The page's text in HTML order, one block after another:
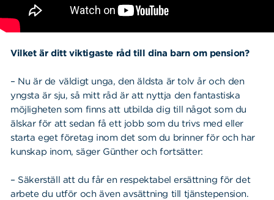
Vilket är ditt viktigaste råd till dina barn om pension?
– Nu är de väldigt unga, den äldsta är tolv år och den
yngsta är sju, så mitt råd är att nyttja den fantastiska
möjligheten som finns att utbilda dig till något som du
älskar för att sedan få ett jobb som du trivs med eller
starta eget företag inom det som du brinner för och har
kunskap inom, säger Günther och fortsätter:
– Säkerställ att du får en respektabel ersättning för det
arbete du utför och även avsättning till tjänstepension.